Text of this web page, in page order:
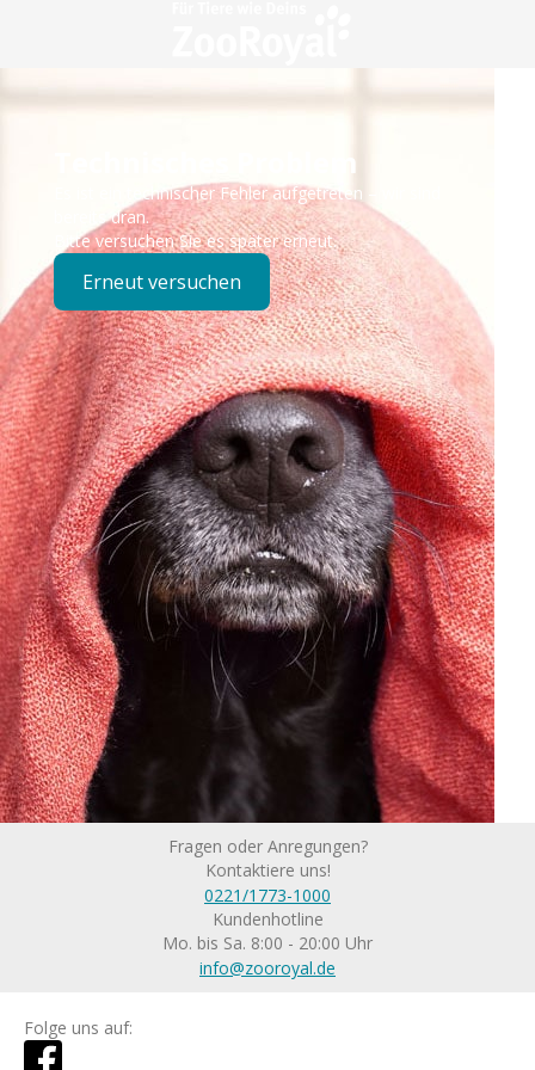
Technisches Problem
Es ist ein technischer Fehler aufgetreten – wir sind
bereits dran.
Bitte versuchen Sie es später erneut.
Erneut versuchen
Fragen oder Anregungen?
Kontaktiere uns!
0221/1773-1000
Kundenhotline
Mo. bis Sa. 8:00 - 20:00 Uhr
info@zooroyal.de
Folge uns auf: